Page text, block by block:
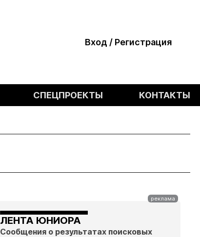
Вход / Регистрация
СПЕЦПРОЕКТЫ КОНТАКТЫ
ЛЕНТА ЮНИОРА
Сообщения о результатах поисковых